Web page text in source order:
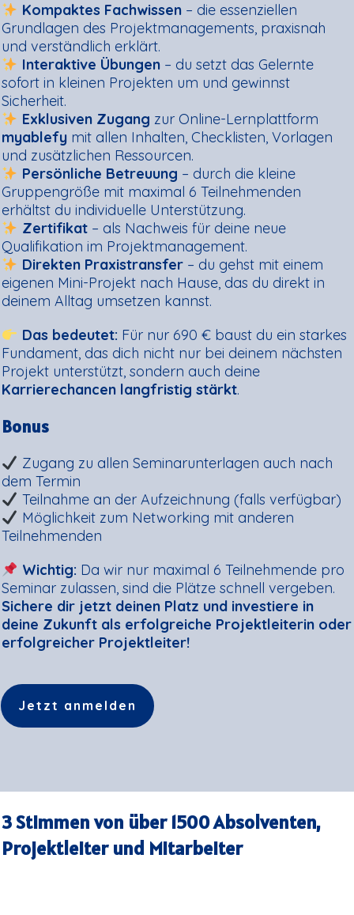
Kompaktes Fachwissen– die essenziellen
Grundlagen des Projektmanagements, praxisnah
und verständlich erklärt.
Interaktive Übungen– du setzt das Gelernte
sofort in kleinen Projekten um und gewinnst
Sicherheit.
Exklusiven Zugang zur Online-Lernplattform
myablefy mit allen Inhalten, Checklisten, Vorlagen
und zusätzlichen Ressourcen.
Persönliche Betreuung – durch die kleine
Gruppengröße mit maximal 6 Teilnehmenden
erhältst du individuelle Unterstützung.
Zertifikat– als Nachweis für deine neue
Qualifikation im Projektmanagement.
Direkten Praxistransfer– du gehst mit einem
eigenen Mini-Projekt nach Hause, das du direkt in
deinem Alltag umsetzen kannst.
Das bedeutet: Für nur 690 € baust du ein starkes
Fundament, das dich nicht nur bei deinem nächsten
Projekt unterstützt, sondern auch deine
Karrierechancen langfristig stärkt.
Bonus
Zugang zu allen Seminarunterlagen auch nach
dem Termin
Teilnahme an der Aufzeichnung (falls verfügbar)
Möglichkeit zum Networking mit anderen
Teilnehmenden
Wichtig: Da wir nur maximal 6 Teilnehmende pro
Seminar zulassen, sind die Plätze schnell vergeben.
Sichere dir jetzt deinen Platz und investiere in
deine Zukunft als erfolgreiche Projektleiterin oder
erfolgreicher Projektleiter!
Jetzt anmelden
3 Stimmen von über 1500 Absolventen,
Projektleiter und Mitarbeiter